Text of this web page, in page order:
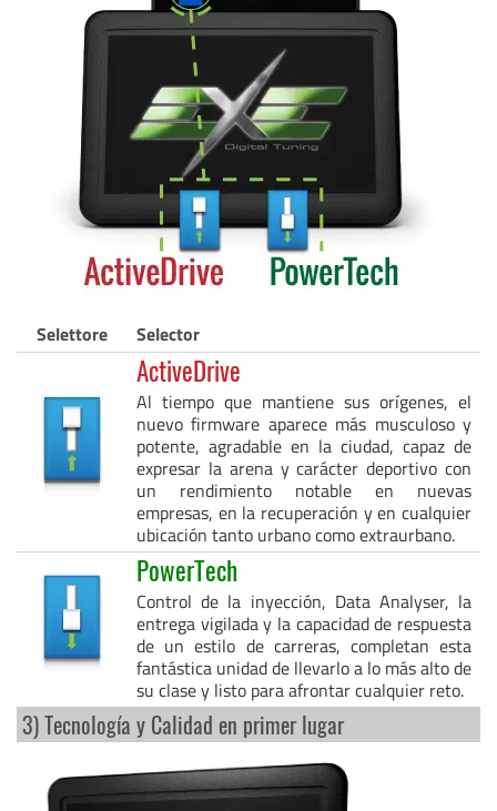
Selettore Selector
ActiveDrive
Al tiempo que mantiene sus orígenes, el
nuevo firmware aparece más musculoso y
potente, agradable en la ciudad, capaz de
expresar la arena y carácter deportivo con
un rendimiento notable en nuevas
empresas, en la recuperación y en cualquier
ubicación tanto urbano como extraurbano.
PowerTech
Control de la inyección, Data Analyser, la
entrega vigilada y la capacidad de respuesta
de un estilo de carreras, completan esta
fantástica unidad de llevarlo a lo más alto de
su clase y listo para afrontar cualquier reto.
3) Tecnología y Calidad en primer lugar